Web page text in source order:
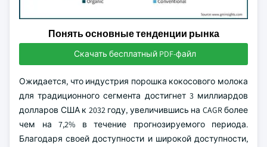
Понять основные тенденции рынка
Скачать бесплатный PDF-файл
Ожидается, что индустрия порошка кокосового молока
для традиционного сегмента достигнет 3 миллиардов
долларов США к 2032 году, увеличившись на CAGR более
чем на 7,2% в течение прогнозируемого периода.
Благодаря своей доступности и широкой доступности,